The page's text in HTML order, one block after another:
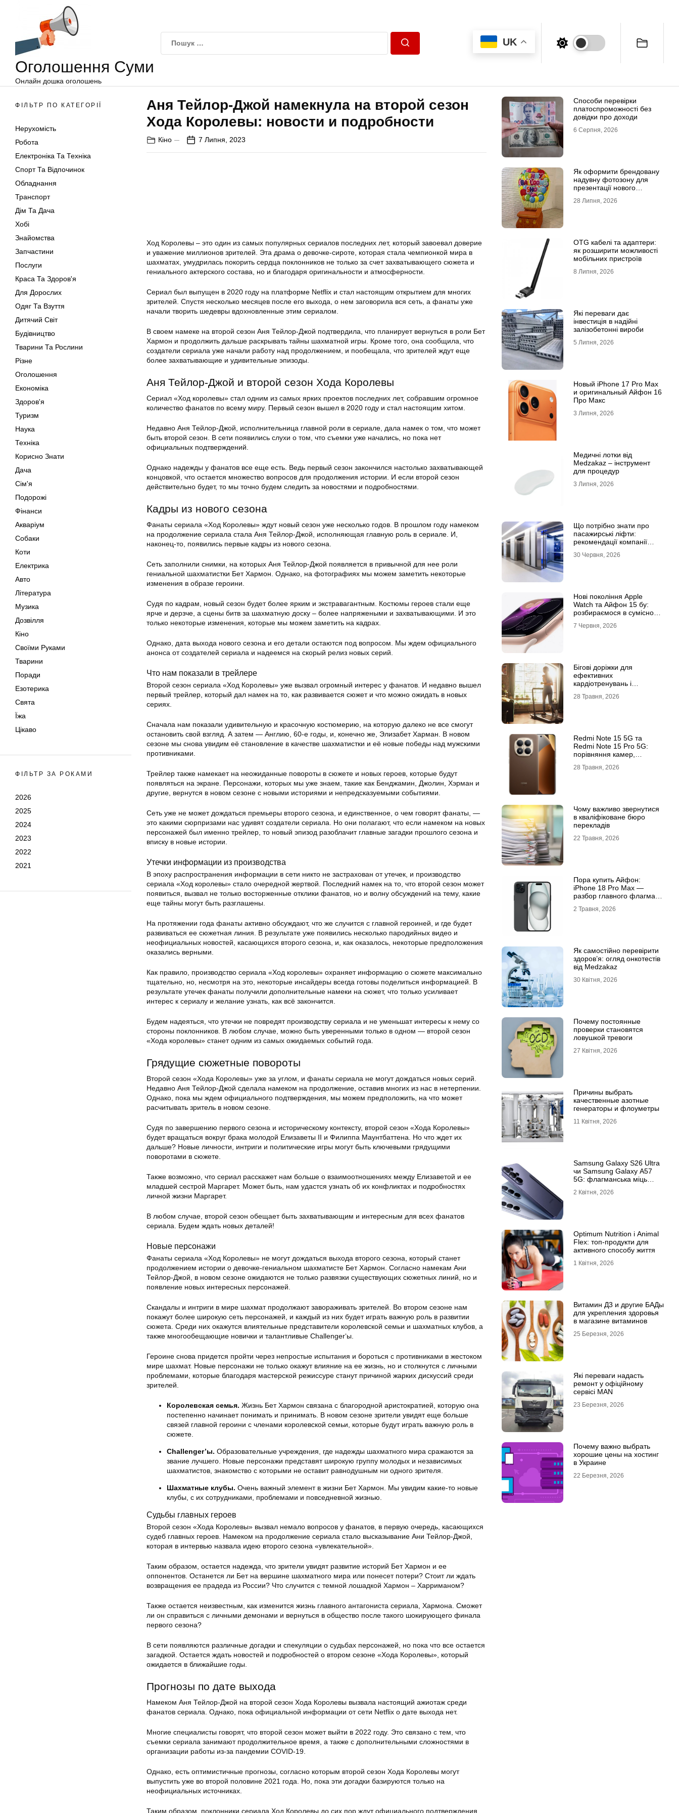
Оголошення Суми
Онлайн дошка оголошень
UK
ФІЛЬТР ПО КАТЕГОРІЇ
Нерухомість
Робота
Електроніка Та Техніка
Спорт Та Відпочинок
Обладнання
Транспорт
Дім Та Дача
Хобі
Знайомства
Запчастини
Послуги
Краса Та Здоров'я
Для Дорослих
Одяг Та Взуття
Дитячий Світ
Будівництво
Тварини Та Рослини
Різне
Оголошення
Економіка
Здоров'я
Туризм
Наука
Техніка
Корисно Знати
Дача
Сім'я
Подорожі
Фінанси
Акваріум
Собаки
Коти
Електрика
Авто
Література
Музика
Дозвілля
Кіно
Своїми Руками
Тварини
Поради
Езотерика
Свята
Їжа
Цікаво
ФІЛЬТР ЗА РОКАМИ
2026
2025
2024
2023
2022
2021
Аня Тейлор-Джой намекнула на второй сезон
Хода Королевы: новости и подробности
Кіно 7 Липня, 2023
Ход Королевы – это один из самых популярных сериалов последних лет, который завоевал доверие
и уважение миллионов зрителей. Эта драма о девочке-сироте, которая стала чемпионкой мира в
шахматах, умудрилась покорить сердца поклонников не только за счет захватывающего сюжета и
гениального актерского состава, но и благодаря оригинальности и атмосферности.
Сериал был выпущен в 2020 году на платформе Netflix и стал настоящим открытием для многих
зрителей. Спустя несколько месяцев после его выхода, о нем заговорила вся сеть, а фанаты уже
начали творить шедевры вдохновленные этим сериалом.
В своем намеке на второй сезон Аня Тейлор-Джой подтвердила, что планирует вернуться в роли Бет
Хармон и продолжить дальше раскрывать тайны шахматной игры. Кроме того, она сообщила, что
создатели сериала уже начали работу над продолжением, и пообещала, что зрителей ждут еще
более захватывающие и удивительные эпизоды.
Аня Тейлор-Джой и второй сезон Хода Королевы
Сериал «Ход королевы» стал одним из самых ярких проектов последних лет, собравшим огромное
количество фанатов по всему миру. Первый сезон вышел в 2020 году и стал настоящим хитом.
Недавно Аня Тейлор-Джой, исполнительница главной роли в сериале, дала намек о том, что может
быть второй сезон. В сети появились слухи о том, что съемки уже начались, но пока нет
официальных подтверждений.
Однако надежды у фанатов все еще есть. Ведь первый сезон закончился настолько захватывающей
концовкой, что остается множество вопросов для продолжения истории. И если второй сезон
действительно будет, то мы точно будем следить за новостями и подробностями.
Кадры из нового сезона
Фанаты сериала «Ход Королевы» ждут новый сезон уже несколько годов. В прошлом году намеком
на продолжение сериала стала Аня Тейлор-Джой, исполняющая главную роль в сериале. И,
наконец-то, появились первые кадры из нового сезона.
Сеть заполнили снимки, на которых Аня Тейлор-Джой появляется в привычной для нее роли
гениальной шахматистки Бет Хармон. Однако, на фотографиях мы можем заметить некоторые
изменения в образе героини.
Судя по кадрам, новый сезон будет более ярким и экстравагантным. Костюмы героев стали еще
ярче и дерзче, а сцены битв за шахматную доску – более напряжеными и захватывающими. И это
только некоторые изменения, которые мы можем заметить на кадрах.
Однако, дата выхода нового сезона и его детали остаются под вопросом. Мы ждем официального
анонса от создателей сериала и надеемся на скорый релиз новых серий.
Что нам показали в трейлере
Второй сезон сериала «Ход Королевы» уже вызвал огромный интерес у фанатов. И недавно вышел
первый трейлер, который дал намек на то, как развивается сюжет и что можно ожидать в новых
сериях.
Сначала нам показали удивительную и красочную костюмерию, на которую далеко не все смогут
остановить свой взгляд. А затем — Англию, 60-е годы, и, конечно же, Элизабет Харман. В новом
сезоне мы снова увидим её становление в качестве шахматистки и её новые победы над мужскими
противниками.
Трейлер также намекает на неожиданные повороты в сюжете и новых героев, которые будут
появляться на экране. Персонажи, которых мы уже знаем, такие как Бенджамин, Джолин, Хэрман и
другие, вернутся в новом сезоне с новыми историями и непредсказуемыми событиями.
Сеть уже не может дождаться премьеры второго сезона, и единственное, о чем говорят фанаты, —
это какими сюрпризами нас удивят создатели сериала. Но они полагают, что если намеком на новых
персонажей был именно трейлер, то новый эпизод разоблачит главные загадки прошлого сезона и
вписку в новые истории.
Утечки информации из производства
В эпоху распространения информации в сети никто не застрахован от утечек, и производство
сериала «Ход королевы» стало очередной жертвой. Последний намек на то, что второй сезон может
появиться, вызвал не только восторженные отклики фанатов, но и волну обсуждений на тему, какие
еще тайны могут быть разглашены.
На протяжении года фанаты активно обсуждают, что же случится с главной героиней, и где будет
развиваться ее сюжетная линия. В результате уже появились несколько пародийных видео и
неофициальных новостей, касающихся второго сезона, и, как оказалось, некоторые предположения
оказались верными.
Как правило, производство сериала «Ход королевы» охраняет информацию о сюжете максимально
тщательно, но, несмотря на это, некоторые инсайдеры всегда готовы поделиться информацией. В
результате утечек фанаты получили дополнительные намеки на сюжет, что только усиливает
интерес к сериалу и желание узнать, как всё закончится.
Будем надеяться, что утечки не повредят производству сериала и не уменьшат интересы к нему со
стороны поклонников. В любом случае, можно быть уверенными только в одном — второй сезон
«Хода королевы» станет одним из самых ожидаемых событий года.
Грядущие сюжетные повороты
Второй сезон «Хода Королевы» уже за углом, и фанаты сериала не могут дождаться новых серий.
Недавно Аня Тейлор-Джой сделала намеком на продолжение, оставив многих из нас в нетерпении.
Однако, пока мы ждем официального подтверждения, мы можем предположить, на что может
расчитывать зритель в новом сезоне.
Судя по завершению первого сезона и историческому контексту, второй сезон «Хода Королевы»
будет вращаться вокруг брака молодой Елизаветы II и Филиппа Маунтбаттена. Но что ждет их
дальше? Новые личности, интриги и политические игры могут быть ключевыми грядущими
поворотами в сюжете.
Также возможно, что сериал расскажет нам больше о взаимоотношениях между Елизаветой и ее
младшей сестрой Маргарет. Может быть, нам удастся узнать об их конфликтах и подробностях
личной жизни Маргарет.
В любом случае, второй сезон обещает быть захватывающим и интересным для всех фанатов
сериала. Будем ждать новых деталей!
Новые персонажи
Фанаты сериала «Ход Королевы» не могут дождаться выхода второго сезона, который станет
продолжением истории о девочке-гениальном шахматисте Бет Хармон. Согласно намекам Ани
Тейлор-Джой, в новом сезоне ожидаются не только развязки существующих сюжетных линий, но и
появление новых интересных персонажей.
Скандалы и интриги в мире шахмат продолжают завораживать зрителей. Во втором сезоне нам
покажут более широкую сеть персонажей, и каждый из них будет играть важную роль в развитии
сюжета. Среди них окажутся влиятельные представители королевской семьи и шахматных клубов, а
также многообещающие новички и талантливые Challenger‘ы.
Героине снова придется пройти через непростые испытания и бороться с противниками в жестоком
мире шахмат. Новые персонажи не только окажут влияние на ее жизнь, но и столкнутся с личными
проблемами, которые благодаря мастерской режиссуре станут причиной жарких дискуссий среди
зрителей.
Королевская семья. Жизнь Бет Хармон связана с благородной аристократией, которую она
постепенно начинает понимать и принимать. В новом сезоне зрители увидят еще больше
связей главной героини с членами королевской семьи, которые будут играть важную роль в
сюжете.
Challenger’ы. Образовательные учреждения, где надежды шахматного мира сражаются за
звание лучшего. Новые персонажи представят широкую группу молодых и независимых
шахматистов, знакомство с которыми не оставит равнодушным ни одного зрителя.
Шахматные клубы. Очень важный элемент в жизни Бет Хармон. Мы увидим какие-то новые
клубы, с их сотрудниками, проблемами и повседневной жизнью.
Судьбы главных героев
Второй сезон «Хода Королевы» вызвал немало вопросов у фанатов, в первую очередь, касающихся
судеб главных героев. Намеком на продолжение сериала стало высказывание Ани Тейлор-Джой,
которая в интервью назвала идею второго сезона «увлекательной».
Таким образом, остается надежда, что зрители увидят развитие историй Бет Хармон и ее
оппонентов. Останется ли Бет на вершине шахматного мира или понесет потери? Стоит ли ждать
возвращения ее прадеда из России? Что случится с темной лошадкой Хармон – Харриманом?
Также остается неизвестным, как изменится жизнь главного антагониста сериала, Хармона. Сможет
ли он справиться с личными демонами и вернуться в общество после такого шокирующего финала
первого сезона?
В сети появляются различные догадки и спекуляции о судьбах персонажей, но пока что все остается
загадкой. Остается ждать новостей и подробностей о втором сезоне «Хода Королевы», который
ожидается в ближайшие годы.
Прогнозы по дате выхода
Намеком Аня Тейлор-Джой на второй сезон Хода Королевы вызвала настоящий ажиотаж среди
фанатов сериала. Однако, пока официальной информации от сети Netflix о дате выхода нет.
Многие специалисты говорят, что второй сезон может выйти в 2022 году. Это связано с тем, что
съемки сериала занимают продолжительное время, а также с дополнительными сложностями в
организации работы из-за пандемии COVID-19.
Однако, есть оптимистичные прогнозы, согласно которым второй сезон Хода Королевы могут
выпустить уже во второй половине 2021 года. Но, пока эти догадки базируются только на
неофициальных источниках.
Таким образом, поклонники сериала Ход Королевы до сих пор ждут официального подтверждения
Способи перевірки
платоспроможності без
довідки про доходи
6 Серпня, 2026
Як оформити брендовану
надувну фотозону для
презентації нового
28 Липня, 2026
OTG кабелі та адаптери:
як розширити можливості
мобільних пристроїв
8 Липня, 2026
Які переваги дає
інвестиція в надійні
залізобетонні вироби
5 Липня, 2026
Новый iPhone 17 Pro Max
и оригинальный Айфон 16
Про Макс
3 Липня, 2026
Медичні лотки від
Medzakaz – інструмент
для процедур
3 Липня, 2026
Що потрібно знати про
пасажирські ліфти:
рекомендації компанії
30 Червня, 2026
Нові покоління Apple
Watch та Айфон 15 бу:
розбираємося в сумісності
екосистеми
7 Червня, 2026
Бігові доріжки для
ефективних
кардіотренувань і
способу життя
28 Травня, 2026
Redmi Note 15 5G та
Redmi Note 15 Pro 5G:
порівняння камер,
продуктивності
28 Травня, 2026
Чому важливо звернутися
в кваліфіковане бюро
перекладів
22 Травня, 2026
Пора купить Айфон:
iPhone 18 Pro Max —
разбор главного флагмана
2 Травня, 2026
Як самостійно перевірити
здоров’я: огляд онкотестів
від Medzakaz
30 Квітня, 2026
Почему постоянные
проверки становятся
ловушкой тревоги
27 Квітня, 2026
Причины выбрать
качественные азотные
генераторы и флоуметры
11 Квітня, 2026
Samsung Galaxy S26 Ultra
чи Samsung Galaxy A57
5G: флагманська міць
2 Квітня, 2026
Optimum Nutrition і Animal
Flex: топ-продукти для
активного способу життя
1 Квітня, 2026
Витамин Д3 и другие БАДы
для укрепления здоровья
в магазине витаминов
25 Березня, 2026
Які переваги надасть
ремонт у офіційному
сервісі MAN
23 Березня, 2026
Почему важно выбрать
хорошие цены на хостинг
в Украине
22 Березня, 2026